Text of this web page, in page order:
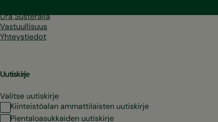
Ura Susteralla
Vastuullisuus
Yhteystiedot
Uutiskirje
Valitse uutiskirje
Kiinteistöalan ammattilaisten uutiskirje
Pientaloasukkaiden uutiskirje